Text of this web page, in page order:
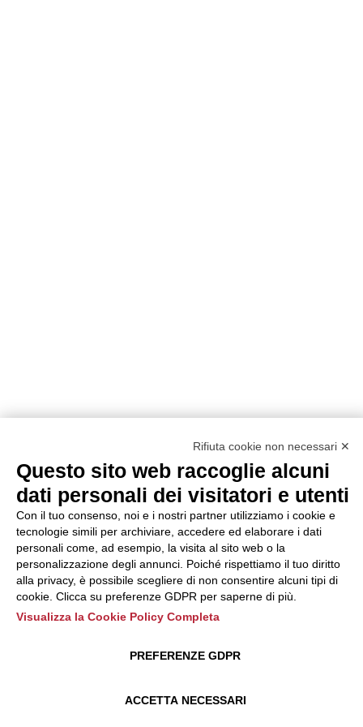
Rifiuta cookie non necessari ✕
Questo sito web raccoglie alcuni
dati personali dei visitatori e utenti
Con il tuo consenso, noi e i nostri partner utilizziamo i cookie e
tecnologie simili per archiviare, accedere ed elaborare i dati
personali come, ad esempio, la visita al sito web o la
personalizzazione degli annunci. Poiché rispettiamo il tuo diritto
alla privacy, è possibile scegliere di non consentire alcuni tipi di
cookie. Clicca su preferenze GDPR per saperne di più.
Visualizza la Cookie Policy Completa
ACCETTA NECESSARI
PREFERENZE GDPR